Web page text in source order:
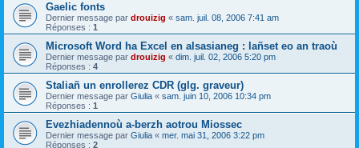
Gaelic fonts
Dernier message par drouizig « sam. juil. 08, 2006 7:41 am
Réponses : 1
Microsoft Word ha Excel en alsasianeg : lañset eo an traoù
Dernier message par drouizig « dim. juil. 02, 2006 5:20 pm
Réponses : 4
Staliañ un enrollerez CDR (glg. graveur)
Dernier message par Giulia « sam. juin 10, 2006 10:34 pm
Réponses : 1
Evezhiadennoù a-berzh aotrou Miossec
Dernier message par Giulia « mer. mai 31, 2006 3:22 pm
Réponses : 2